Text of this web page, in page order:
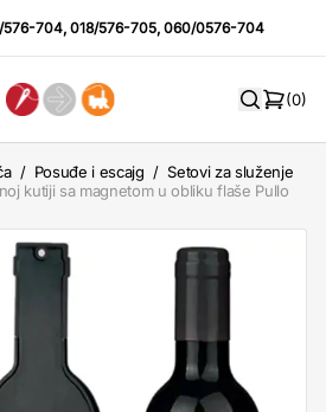
576-704,018/576-705,060/0576-704
(0)
/ Posuđe i escajg / Setovi za služenje
kutiji sa magnetom u obliku flaše Pullo